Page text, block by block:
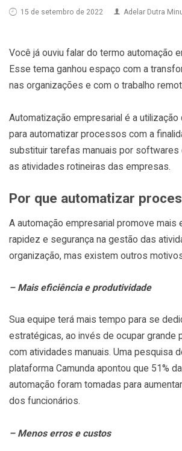
15 de setembro de 2022 Adelar Dutra
Você já ouviu falar do termo automação
Esse tema ganhou espaço com a
nas organizações e com o trabalho
Automatização empresarial é a
para automatizar processos com a
substituir tarefas manuais por softwares
as atividades rotineiras das empresas.
Por que automatizar
A automação empresarial promove mais
rapidez e segurança na gestão das
organização, mas existem outros
– Mais eficiência e produtividade
Sua equipe terá mais tempo para se
estratégicas, ao invés de ocupar grande
com atividades manuais. Uma pesquisa
plataforma Camunda apontou que 51%
automação foram tomadas para
dos funcionários.
– Menos erros e custos